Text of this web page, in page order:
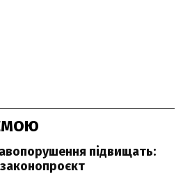
підвищать: